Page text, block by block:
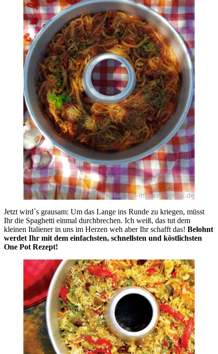
Jetzt wirdˋs grausam: Um das Lange ins Runde zu kriegen, müsst
Ihr die Spaghetti einmal durchbrechen. Ich weiß, das tut dem
kleinen Italiener in uns im Herzen weh aber Ihr schafft das! Belohnt
werdet Ihr mit dem einfachsten, schnellsten und köstlichsten
One Pot Rezept!